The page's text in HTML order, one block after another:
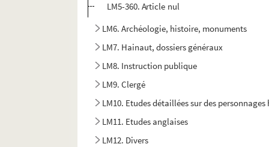
LM5-360. Article nul
LM6. Archéologie, histoire, monuments
LM7. Hainaut, dossiers généraux
LM8. Instruction publique
LM9. Clergé
LM10. Etudes détaillées sur des
LM11. Etudes anglaises
LM12. Divers